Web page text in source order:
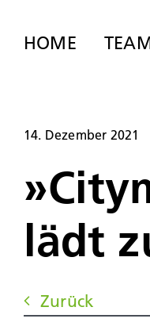
InhaltHOME
14. Dezember 2021
lädt
Zurück